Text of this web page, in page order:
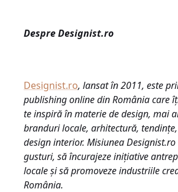
Despre Designist.ro
Designist.ro, lansat în 2011, este
publishing online din România care
te inspiră în materie de design, mai
branduri locale, arhitectură,
design interior. Misiunea Designist.ro
gusturi, să încurajeze inițiative
locale și să promoveze industriile
România.